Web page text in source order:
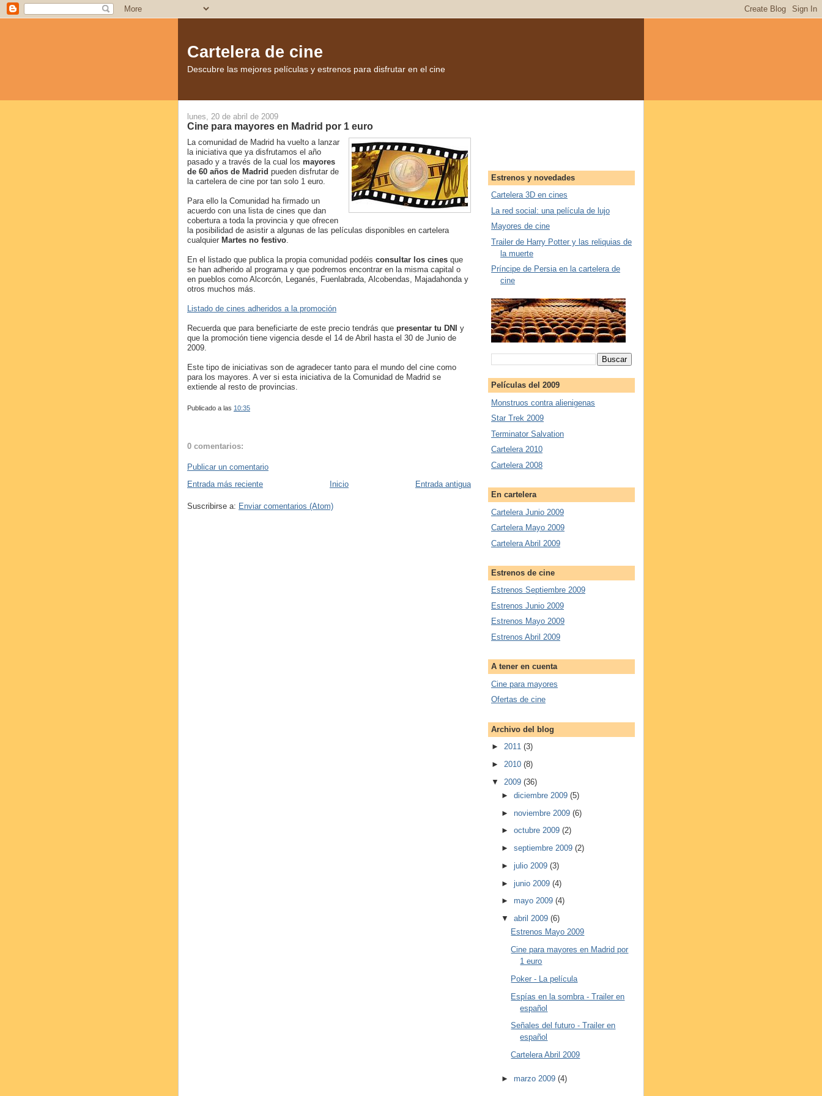
Cartelera de cine
Descubre las mejores películas y estrenos para disfrutar en el cine
lunes, 20 de abril de 2009
Cine para mayores en Madrid por 1 euro
La comunidad de Madrid ha vuelto a lanzar
la iniciativa que ya disfrutamos el año
pasado y a través de la cual los mayores
de 60 años de Madrid pueden disfrutar de
la cartelera de cine por tan solo 1 euro.
Para ello la Comunidad ha firmado un
acuerdo con una lista de cines que dan
cobertura a toda la provincia y que ofrecen
la posibilidad de asistir a algunas de las películas disponibles en cartelera
cualquier Martes no festivo
En el listado que publica la propia comunidad podéis consultar los cines que
se han adherido al programa y que podremos encontrar en la misma capital o
en pueblos como Alcorcón, Leganés, Fuenlabrada, Alcobendas, Majadahonda y
otros muchos más.
Listado de cines adheridos a la promoción
Recuerda que para beneficiarte de este precio tendrás que presentar tu DNI
y
que la promoción tiene vigencia desde el 14 de Abril hasta el 30 de Junio de
2009.
Este tipo de iniciativas son de agradecer tanto para el mundo del cine como
para los mayores. A ver si esta iniciativa de la Comunidad de Madrid se
extiende al resto de provincias.
Publicado a las 10:35
0 comentarios:
Publicar un comentario
Entrada más reciente
Entrada antigua
Inicio
Suscribirse a: Enviar comentarios (Atom)
Estrenos y novedades
Cartelera 3D en cines
La red social: una película de lujo
Mayores de cine
Trailer de Harry Potter y las reliquias de
la muerte
Príncipe de Persia en la cartelera de
cine
Películas del 2009
Monstruos contra alienigenas
Star Trek 2009
Terminator Salvation
Cartelera 2010
Cartelera 2008
En cartelera
Cartelera Junio 2009
Cartelera Mayo 2009
Cartelera Abril 2009
Estrenos de cine
Estrenos Septiembre 2009
Estrenos Junio 2009
Estrenos Mayo 2009
Estrenos Abril 2009
A tener en cuenta
Cine para mayores
Ofertas de cine
Archivo del blog
► 2011 (3)
► 2010 (8)
▼ 2009 (36)
► diciembre 2009 (5)
► noviembre 2009 (6)
► octubre 2009 (2)
► septiembre 2009 (2)
► julio 2009 (3)
► junio 2009 (4)
► mayo 2009 (4)
▼ abril 2009 (6)
Estrenos Mayo 2009
Cine para mayores en Madrid por
1 euro
Poker - La película
Espías en la sombra - Trailer en
español
Señales del futuro - Trailer en
español
Cartelera Abril 2009
► marzo 2009 (4)